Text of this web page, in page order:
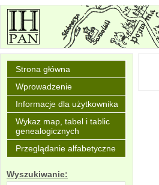
Strona główna
Wprowadzenie
Informacje dla użytkownika
Wykaz map, tabel i tablic
genealogicznych
Przeglądanie alfabetyczne
Wyszukiwanie: